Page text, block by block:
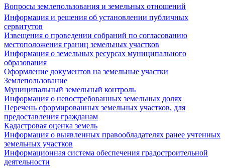
Вопросы землепользования и земельных отношений
Информация и решения об установлении публичных
сервитутов
Извещения о проведении собраний по согласованию
местоположения границ земельных участков
Информация о земельных ресурсах муниципального
образования
Оформление документов на земельные участки
Землепользование
Муниципальный земельный контроль
Информация о невостребованных земельных долях
Перечень сформированных земельных участков, для
предоставления гражданам
Кадастровая оценка земель
Информация о выявленных правообладателях ранее учтенных
земельных участков
Информационная система обеспечения градостроительной
деятельности